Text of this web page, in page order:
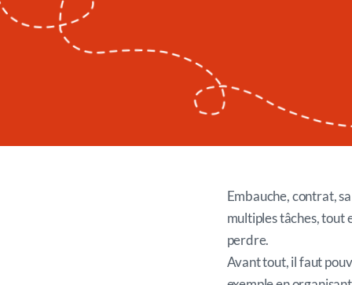
Embauche, contrat,
multiples tâches, tout
perdre.
Avant tout, il faut